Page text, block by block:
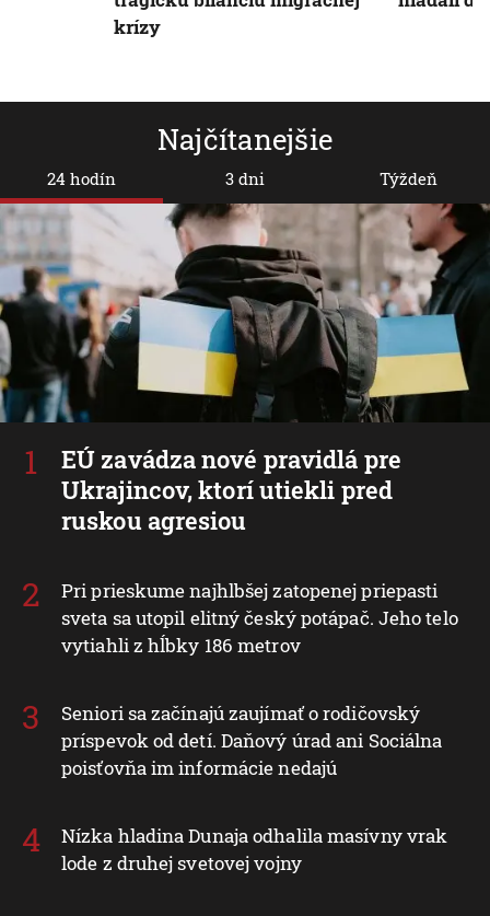
Najčítanejšie
24 hodín
EÚ zavádza nové pravidlá pre
Ukrajincov, ktorí utiekli pred
ruskou agresiou
Pri prieskume najhlbšej zatopenej priepasti
sveta sa utopil elitný český potápač. Jeho telo
vytiahli z hĺbky 186 metrov
Seniori sa začínajú zaujímať o rodičovský
príspevok od detí. Daňový úrad ani Sociálna
poisťovňa im informácie nedajú
Nízka hladina Dunaja odhalila masívny vrak
lode z druhej svetovej vojny
3 dni Týždeň
krízy